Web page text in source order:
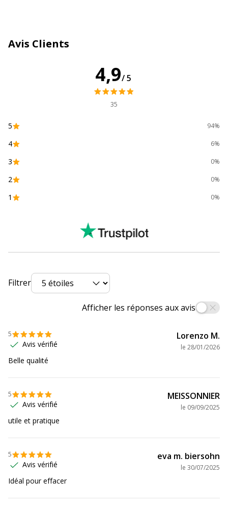
Caractéristiques environnementales
Impact environnemental
Produit compostable
Produit rechargeable
Produit sans plastique
Présence de substance dangereuses
Caractéristiques générales
Couleur
Gomme incluse
Quantité incluse
Sous-catégorie Stylos et crayons
Type de produit
Avis Clients
4,9/5
35
5 94%
4 6%
3 0%
2 0%
1 0%
Filtrer
Afficher les réponses aux avis
5
Avis vérifié
Lorenzo M.
le 28/01/2026
Belle qualité
5
Avis vérifié
MEISSONNIER
le 09/09/2025
utile et pratique
5
Avis vérifié
eva m. biersohn
le 30/07/2025
Idéal pour effacer